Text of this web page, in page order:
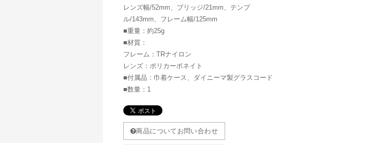
レンズ幅/52mm、ブリッジ/21mm、テンプ
ル/143mm、フレーム幅/125mm
■重量：約25g
■材質：
フレーム：TRナイロン
レンズ：ポリカーボネイト
■付属品：巾着ケース、ダイニーマ製グラスコード
■数量：1